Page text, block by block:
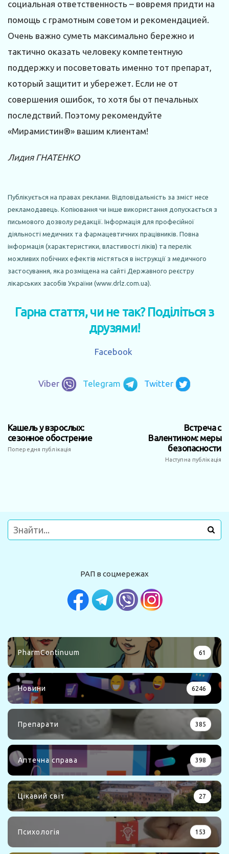
социальная ответственность – вовремя придти на
помощь с грамотным советом и рекомендацией.
Очень важно суметь максимально бережно и
тактично оказать человеку компетентную
поддержку и посоветовать именно тот препарат,
который защитит и убережет. Если не от
совершения ошибок, то хотя бы от печальных
последствий. Поэтому рекомендуйте
«Мирамистин®» вашим клиентам!
Лидия ГНАТЕНКО
Публікується на правах реклами. Відповідальність за зміст несе
рекламодавець. Копіювання чи інше використання допускається з
письмового дозволу редакції. Інформація для професійної
діяльності медичних та фармацевтичних працівників. Повна
інформація (характеристики, властивості ліків) та перелік
можливих побічних ефектів містяться в інструкції з медичного
застосування, яка розміщена на сайті Державного реєстру
лікарських засобів України (www.drlz.com.ua).
Гарна стаття, чи не так? Поділіться з
друзями!
Facebook
Viber Telegram Twitter
Кашель у взрослых:
сезонное обострение
Попередня публікація
Встреча с
Валентином: меры
безопасности
Наступна публікація
РАП в соцмережах
PharmContinuum 61
Новини 6246
Препарати 385
Аптечна справа 398
Цікавий світ 27
Психологія 153